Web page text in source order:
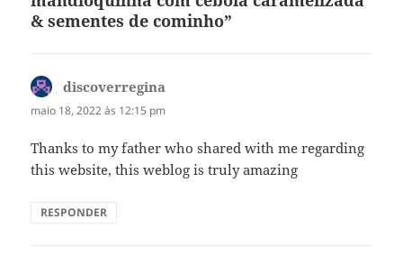
& sementes de cominho”
discoverregina
maio 18, 2022 às 12:15 pm
Thanks to my father who shared with me regarding
this website, this weblog is truly amazing
RESPONDER